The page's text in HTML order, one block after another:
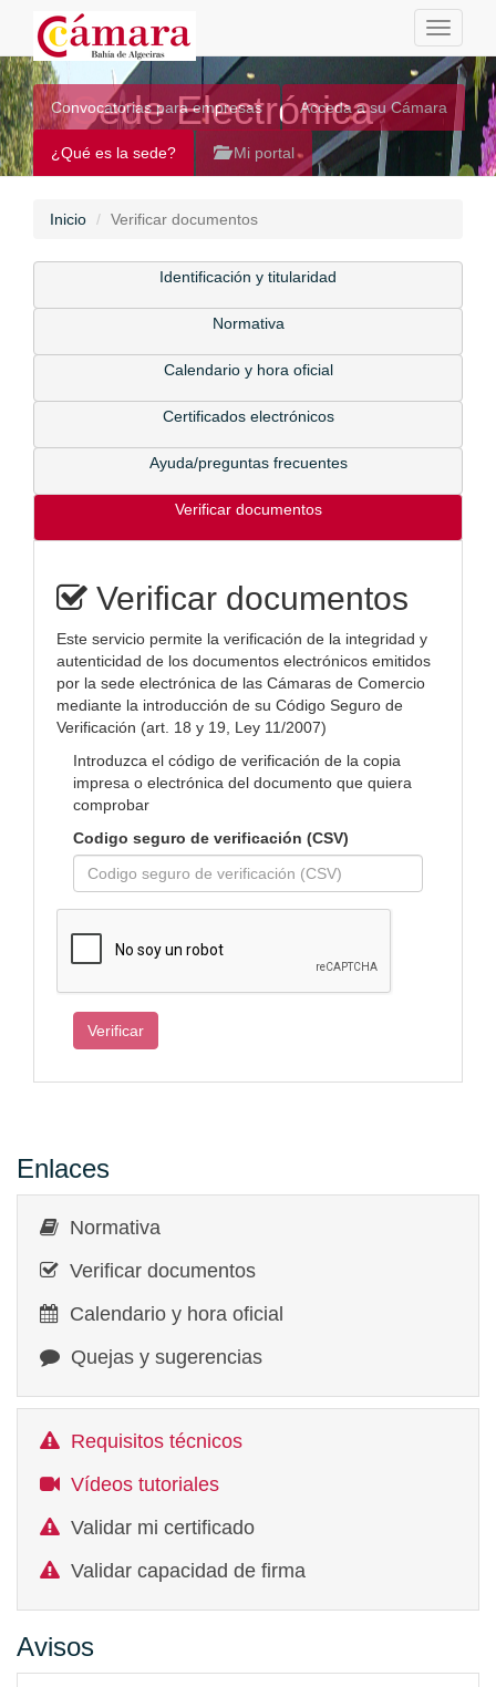
Toggle
Sede Electrónica
Convocatorias para empresas Acceda a su Cámara
¿Qué es la sede? Mi portal
Inicio Verificar documentos
Identificación y titularidad
Normativa
Calendario y hora oficial
Certificados electrónicos
Ayuda/preguntas frecuentes
Verificar documentos
Verificar documentos
Este servicio permite la verificación de la integridad y
autenticidad de los documentos electrónicos emitidos
por la sede electrónica de las Cámaras de Comercio
mediante la introducción de su Código Seguro de
Verificación (art. 18 y 19, Ley 11/2007)
Introduzca el código de verificación de la copia
impresa o electrónica del documento que quiera
comprobar
Codigo seguro de verificación (CSV)
Enlaces
Normativa
Verificar documentos
Calendario y hora oficial
Quejas y sugerencias
Requisitos técnicos
Vídeos tutoriales
Validar mi certificado
Validar capacidad de firma
Avisos